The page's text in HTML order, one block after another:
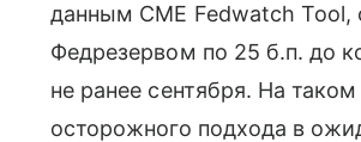
данным CME Fedwatch
Федрезервом по 25 б.п. до
не ранее сентября. На
осторожного подхода в